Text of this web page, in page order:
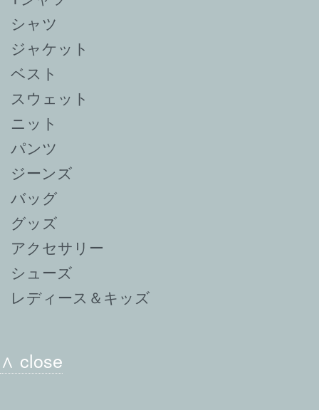
シャツ
ジャケット
ベスト
スウェット
ニット
パンツ
ジーンズ
バッグ
グッズ
アクセサリー
シューズ
レディース＆キッズ
∧ close